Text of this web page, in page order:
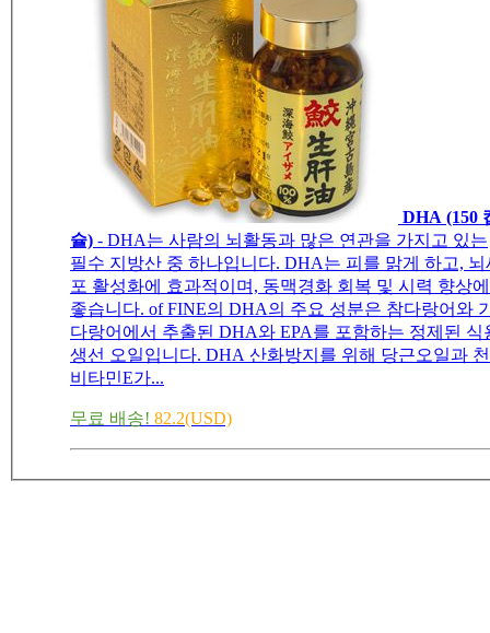
DHA (150
슐) - DHA는 사람의 뇌활동과 많은 연관을 가지고 있는
필수 지방산 중 하나입니다. DHA는 피를 맑게 하고, 뇌
포 활성화에 효과적이며, 동맥경화 회복 및 시력 향상에
좋습니다. of FINE의 DHA의 주요 성분은 참다랑어와
다랑어에서 추출된 DHA와 EPA를 포함하는 정제된 식
생선 오일입니다. DHA 산화방지를 위해 당근오일과
비타민E가...
무료 배송! 82.2(USD)